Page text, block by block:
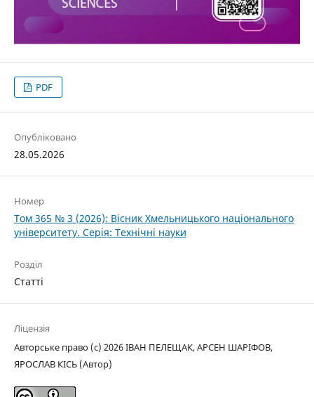
PDF
Опубліковано
28.05.2026
Номер
Том 365 № 3 (2026): Вісник Хмельницького національного
університету. Серія: Технічні науки
Розділ
Статті
Ліцензія
Авторське право (c) 2026 ІВАН ПЕЛЕЩАК, АРСЕН ШАРІФОВ,
ЯРОСЛАВ КІСЬ (Автор)